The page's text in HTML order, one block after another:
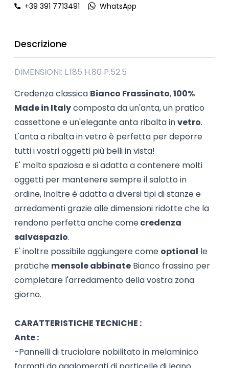
+39 391 7713491
WhatsApp
Descrizione
DIMENSIONI: L.185 H.80 P.52.5
Credenza classica Bianco Frassinato,100%
Made in Italycomposta da un'anta, un pratico
cassettone e un'elegante anta ribalta invetro.
L'anta a ribalta in vetro è perfetta per deporre
tutti i vostri oggetti più belli in vista!
E' molto spaziosa e si adatta a contenere molti
oggetti per mantenere sempre il salotto in
ordine, Inoltre è adatta a diversi tipi di stanze e
arredamenti grazie alle dimensioni ridotte che la
rendono perfetta anche comecredenza
salvaspazio.
E' inoltre possibile aggiungere come optional le
pratiche mensole abbinateBianco frassino per
completare l'arredamento della vostra zona
giorno.
CARATTERISTICHE TECNICHE :
Ante :
-Pannelli di truciolare nobilitato in melaminico